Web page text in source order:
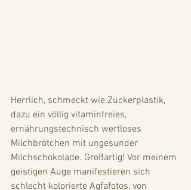
Herrlich, schmeckt wie Zuckerplastik,
dazu ein völlig vitaminfreies,
ernährungstechnisch wertloses
Milchbrötchen mit ungesunder
Milchschokolade. Großartig! Vor meinem
geistigen Auge manifestieren sich
schlecht kolorierte Agfafotos, von